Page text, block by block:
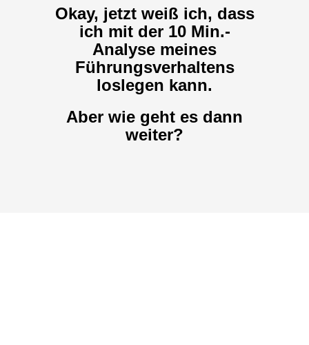
Führungsverhaltens
loslegen kann.
Aber wie geht es dann
weiter?